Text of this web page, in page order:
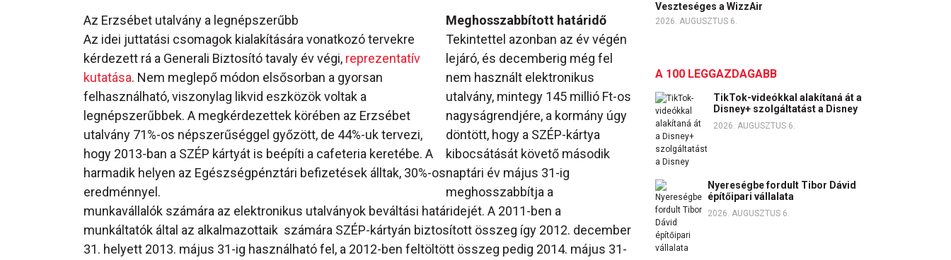
Az Erzsébet utalvány a legnépszerűbb
Az idei juttatási csomagok kialakítására vonatkozó tervekre
kérdezett rá a Generali Biztosító tavaly év végi, reprezentatív
kutatása. Nem meglepő módon elsősorban a gyorsan
felhasználható, viszonylag likvid eszközök voltak a
legnépszerűbbek. A megkérdezettek körében az Erzsébet
utalvány 71%-os népszerűséggel győzött, de 44%-uk tervezi,
hogy 2013-ban a SZÉP kártyát is beépíti a cafeteria keretébe. A
harmadik helyen az Egészségpénztári befizetések álltak, 30%-os
eredménnyel.
Meghosszabbított határidő
Tekintettel azonban az év végén
lejáró, és decemberig még fel
nem használt elektronikus
utalvány, mintegy 145 millió Ft-os
nagyságrendjére, a kormány úgy
döntött, hogy a SZÉP-kártya
kibocsátását követő második
naptári év május 31-ig
meghosszabbítja a
munkavállalók számára az elektronikus utalványok beváltási határidejét. A 2011-ben a
munkáltatók által az alkalmazottaik számára SZÉP-kártyán biztosított összeg így 2012. december
31. helyett 2013. május 31-ig használható fel, a 2012-ben feltöltött összeg pedig 2014. május 31-
Veszteséges a WizzAir
2026. AUGUSZTUS 6.
A 100 LEGGAZDAGABB
TikTok-videókkal alakítaná át a
Disney+ szolgáltatást a Disney
2026. AUGUSZTUS 6.
Nyereségbe fordult Tibor Dávid
építőipari vállalata
2026. AUGUSZTUS 6.